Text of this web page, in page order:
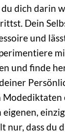
dich darin
Dein
und
und finde
Modediktaten
nur, dass du